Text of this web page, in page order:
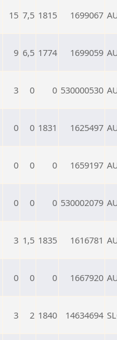
15 7,5 1815 1699067
9 6,5 1774 1699059
3 0 0 530000530
0 0 1831 1625497
0 0 0 1659197
0 0 0 530002079
3 1,5 1835 1616781
0 0 0 1667920
3 2 1840 14634694